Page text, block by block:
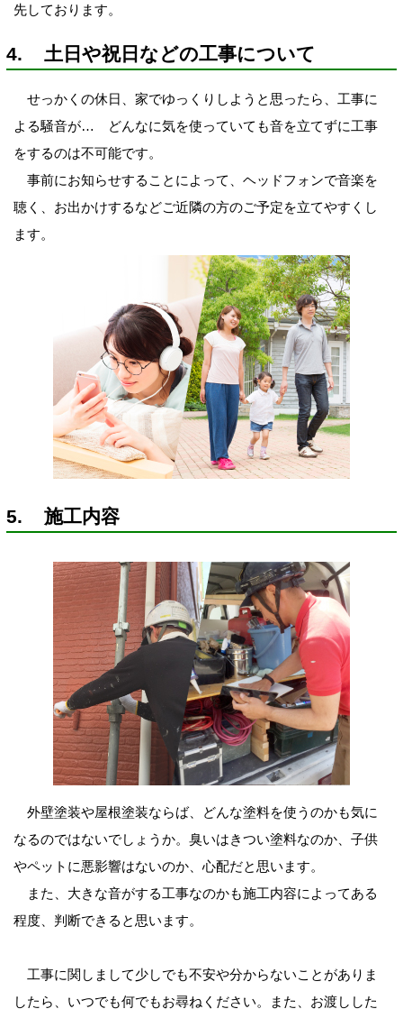
先しております。
4. 土日や祝日などの工事について
せっかくの休日、家でゆっくりしようと思ったら、工事に
よる騒音が… どんなに気を使っていても音を立てずに工事
をするのは不可能です。
事前にお知らせすることによって、ヘッドフォンで音楽を
聴く、お出かけするなどご近隣の方のご予定を立てやすくし
ます。
5. 施工内容
外壁塗装や屋根塗装ならば、どんな塗料を使うのかも気に
なるのではないでしょうか。臭いはきつい塗料なのか、子供
やペットに悪影響はないのか、心配だと思います。
また、大きな音がする工事なのかも施工内容によってある
程度、判断できると思います。
工事に関しまして少しでも不安や分からないことがありま
したら、いつでも何でもお尋ねください。また、お渡しした